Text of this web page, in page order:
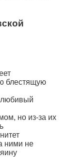
блестящую
но из-за их
ними не